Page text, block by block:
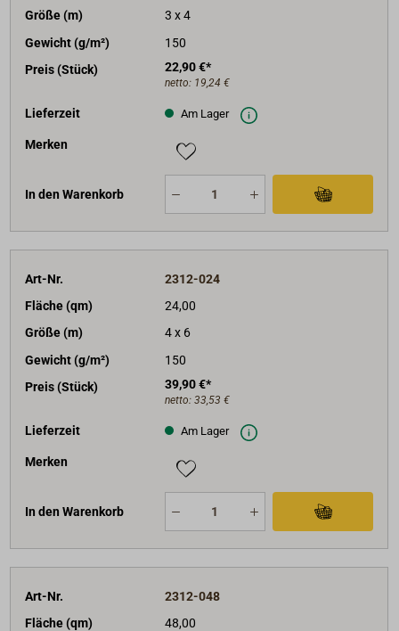
Größe (m)
3 x 4
Gewicht (g/m²)
150
Preis (Stück)
22,90 €*
netto: 19,24 €
Lieferzeit Am Lager
Merken
In den Warenkorb
Art-Nr.
2312-024
Fläche (qm)
24,00
Größe (m)
4 x 6
Gewicht (g/m²)
150
Preis (Stück)
39,90 €*
netto: 33,53 €
Lieferzeit Am Lager
Merken
In den Warenkorb
Art-Nr.
2312-048
Fläche (qm)
48,00